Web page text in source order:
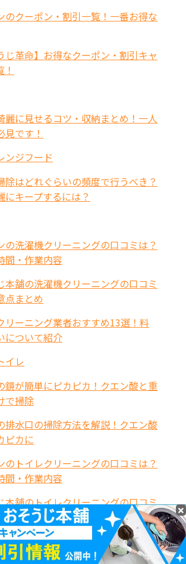
のクーポン・割引一覧！一番お得な
じ革命】お得なクーポン・割引キャ
麗に見せるコツ・収納まとめ！一人
です！
ンジフード
除はどれぐらいの頻度で行うべき？
にキープするには？
の洗濯機クリーニングの口コミは？
間・作業内容
本舗の洗濯機クリーニングの口コミ
点まとめ
リーニング業者おすすめ13選！料
について紹介
イレ
鏡が簡単にピカピカ！クエン酸と重
で掃除
排水口の掃除方法を解説！クエン酸
ピカに
のトイレクリーニングの口コミは？
間・作業内容
本舗のトイレクリーニングの口コミ
点まとめ
せ